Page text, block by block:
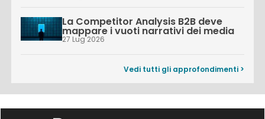
La Competitor Analysis B2B deve
mappare i vuoti narrativi dei media
27 Lug 2026
Vedi tutti gli approfondimenti >